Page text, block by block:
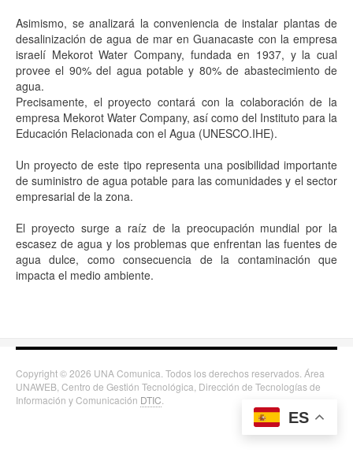
Asimismo, se analizará la conveniencia de instalar plantas de
desalinización de agua de mar en Guanacaste con la empresa
israelí Mekorot Water Company, fundada en 1937, y la cual
provee el 90% del agua potable y 80% de abastecimiento de
agua.
Precisamente, el proyecto contará con la colaboración de la
empresa Mekorot Water Company, así como del Instituto para la
Educación Relacionada con el Agua (UNESCO.IHE).
Un proyecto de este tipo representa una posibilidad importante
de suministro de agua potable para las comunidades y el sector
empresarial de la zona.
El proyecto surge a raíz de la preocupación mundial por la
escasez de agua y los problemas que enfrentan las fuentes de
agua dulce, como consecuencia de la contaminación que
impacta el medio ambiente.
ES
Copyright © 2026 UNA Comunica. Todos los derechos reservados. Área
UNAWEB, Centro de Gestión Tecnológica, Dirección de Tecnologías de
Información y Comunicación DTIC